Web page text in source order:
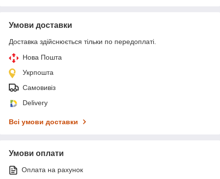
Умови доставки
Доставка здійснюється тільки по передоплаті.
Нова Пошта
Укрпошта
Самовивіз
Delivery
Всі умови доставки
Умови оплати
Оплата на рахунок